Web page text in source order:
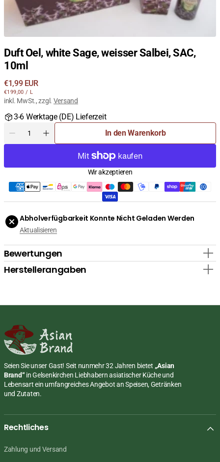
Duft Oel, white Sage, weisser Salbei, SAC,
10ml
Regulärer
Preis
€1,99 EUR
STÜCKPREIS
€199,00 / PRO
L
inkl. MwSt., zzgl. Versand
3-6 Werktage (DE) Lieferzeit
Menge
für
Sage,
weisser
Salbei,
10ml
verringern
Menge
für
Sage,
weisser
Salbei,
10ml
erhöhen
In den Warenkorb
Wir akzeptieren
Abholverfügbarkeit Konnte Nicht Geladen Werden
Aktualisieren
Bewertungen
Herstellerangaben
Seien Sie unser Gast! Seit nunmehr 32 Jahren bietet „Asian
Brand“ in Gelsenkirchen Liebhabern asiatischer Küche und
Lebensart ein umfangreiches Angebot an Speisen, Getränken
und Zutaten.
Rechtliches
Zahlung und Versand